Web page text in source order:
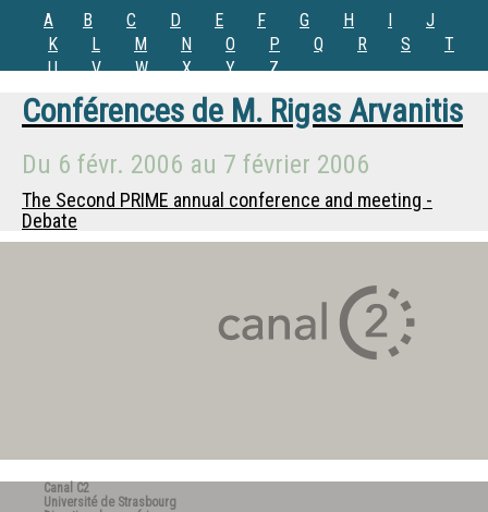
A B C D E F G H I
J
K
L M N O P Q R S
T
U
V W X Y Z
Conférences de M. Rigas Arvanitis
Du 6 févr. 2006 au 7 février 2006
The Second PRIME annual conference and meeting -
Debate
Canal C2
Université de Strasbourg